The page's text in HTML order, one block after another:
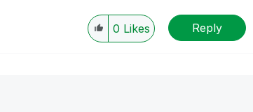
0 Likes Reply